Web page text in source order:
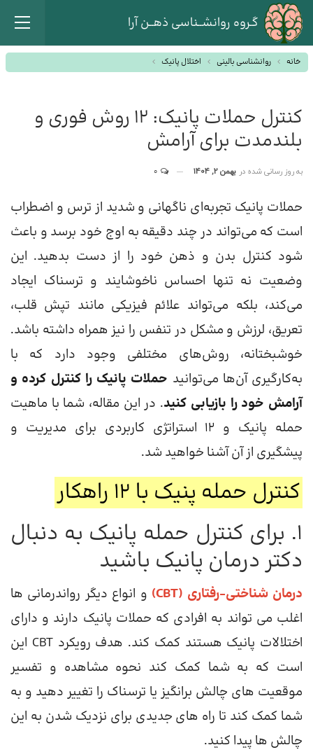
گـروه روانشــناسی ذهــن آرا
خانه روانشناسی بالینی اختلال پانیک
کنترل حملات پانیک: 12 روش‌ فوری و
بلندمدت برای آرامش
به روز رسانی شده در بهمن 2, 1404
حملات پانیک تجربه‌ای ناگهانی و شدید از ترس و اضطراب
است که می‌تواند در چند دقیقه به اوج خود برسد و باعث
شود کنترل بدن و ذهن خود را از دست بدهید. این
وضعیت نه تنها احساس ناخوشایند و ترسناک ایجاد
می‌کند، بلکه می‌تواند علائم فیزیکی مانند تپش قلب،
تعریق، لرزش و مشکل در تنفس را نیز همراه داشته باشد.
خوشبختانه، روش‌های مختلفی وجود دارد که با
به‌کارگیری آن‌ها می‌توانید حملات پانیک را کنترل کرده و
آرامش خود را بازیابی کنید. در این مقاله، شما با ماهیت
حمله پانیک و ۱۲ استراتژی کاربردی برای مدیریت و
پیشگیری از آن آشنا خواهید شد.
کنترل حمله پنیک با 12 راهکار
1. برای کنترل حمله پانیک به دنبال
دکتر درمان پانیک باشید
درمان شناختی-رفتاری (CBT)
و انواع دیگر رواندرمانی ها
اغلب می تواند به افرادی که حملات پانیک دارند و دارای
اختلالات پانیک هستند کمک کند. هدف رویکرد CBT این
است که به شما کمک کند نحوه مشاهده و تفسیر
موقعیت های چالش برانگیز یا ترسناک را تغییر دهید و به
شما کمک کند تا راه های جدیدی برای نزدیک شدن به این
چالش ها پیدا کنید.